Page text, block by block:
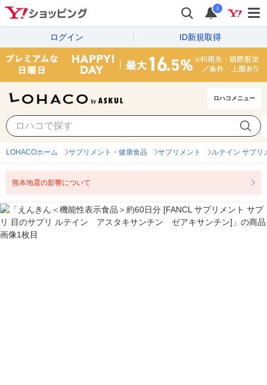
i
ログイン ID新規取得
ロハコメニュー
LOHACOホーム サプリメント・健康食品 サプリメント ルテイン サプリ
熊本地震の影響について